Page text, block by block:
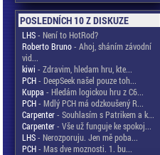
POSLEDNÍCH 10 Z DISKUZE
LHS- Není to HotRod?
Roberto Bruno- Ahoj, sháním závodní
vid...
kiwi - Zdravim, hledam hru, kte...
PCH- DeepSeek našel pouze toh...
Kuppa - Hledám logickou hru z C6...
PCH- Mdlý PCH má odzkoušený R...
Carpenter- Souhlasím s Patrikem a k...
Carpenter- Vše už funguje ke spokoj...
LHS- Nerozporuju. Jen mě poba...
PCH- Mas dve moznosti. 1. bu...